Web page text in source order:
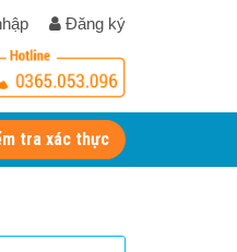
Đăng ký
tra xác thực